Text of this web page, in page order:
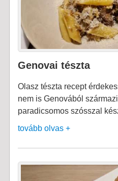
Genovai tészta
Olasz tészta recept
nem is Genovából
paradicsomos szósszal
tovább olvas +